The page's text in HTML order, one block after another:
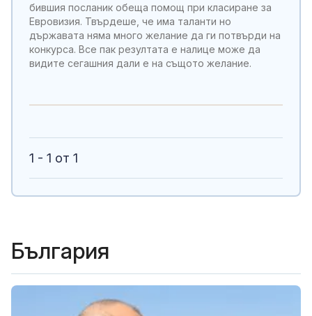
бившия посланик обеща помощ при класиране за
Евровизия. Твърдеше, че има таланти но
държавата няма много желание да ги потвърди на
конкурса. Все пак резултата е налице може да
видите сегашния дали е на същото желание.
1 - 1 от 1
България